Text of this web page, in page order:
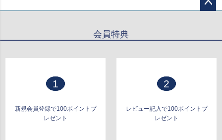
会員特典
1
新規会員登録で100ポイントプ
レゼント
2
レビュー記入で100ポイントプ
レゼント